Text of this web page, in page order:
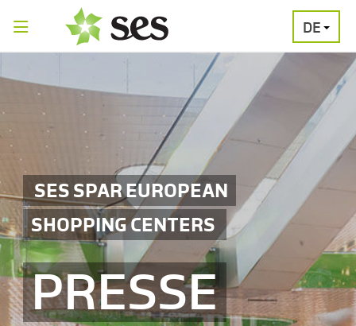
DE
SES SPAR EUROPEAN
SHOPPING CENTERS
PRESSE
PRESSEAUSSENDUNGEN